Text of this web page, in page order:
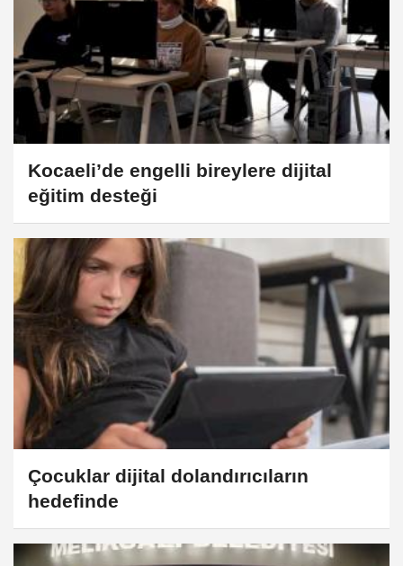
Kocaeli’de engelli bireylere dijital
eğitim desteği
Çocuklar dijital dolandırıcıların
hedefinde